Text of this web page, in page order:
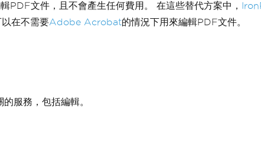
PDF文件，且不會產生任何費用。 在這些替代方案中，
在不需要Adobe Acrobat的情況下用來編輯PDF文件。
服務，包括編輯。